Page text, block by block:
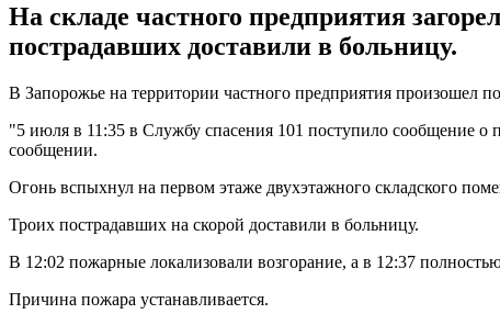
На складе частного предприятия
пострадавших доставили в больницу.
В Запорожье на территории частного предприятия произошел
"5 июля в 11:35 в Службу спасения 101 поступило сообщение о
сообщении.
Огонь вспыхнул на первом этаже двухэтажного складского
Троих пострадавших на скорой доставили в больницу.
В 12:02 пожарные локализовали возгорание, а в 12:37
Причина пожара устанавливается.